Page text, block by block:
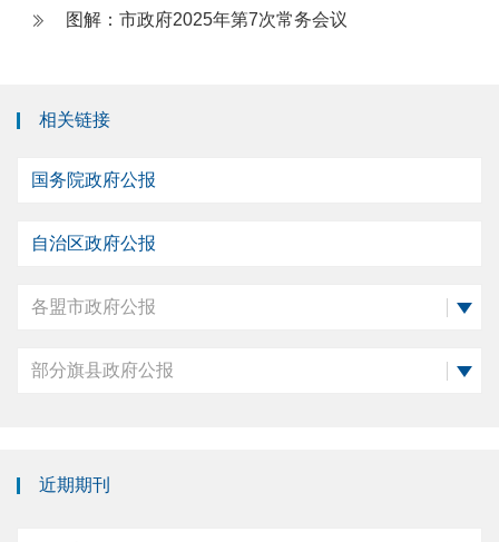
图解：市政府2025年第7次常务会议
相关链接
国务院政府公报
自治区政府公报
各盟市政府公报
部分旗县政府公报
近期期刊